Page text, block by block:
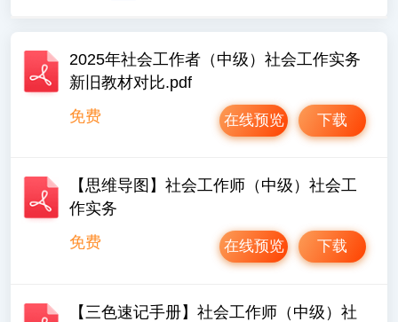
2025年社会工作者（中级）社会工作实务
新旧教材对比.pdf
免费
下载
在线预览
【思维导图】社会工作师（中级）社会工
作实务
免费
下载
在线预览
【三色速记手册】社会工作师（中级）社